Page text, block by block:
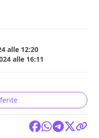
alle 12:20
alle 16:11